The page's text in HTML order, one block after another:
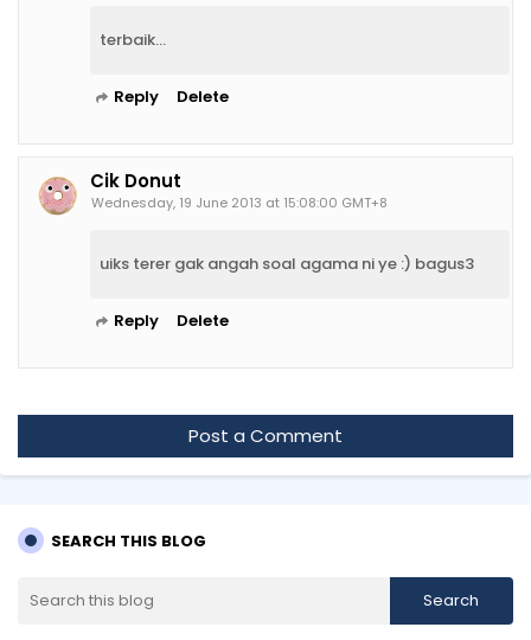
terbaik...
Reply Delete
Cik Donut
Wednesday, 19 June 2013 at 15:08:00 GMT+8
uiks terer gak angah soal agama ni ye :) bagus3
Reply Delete
Post a Comment
SEARCH THIS BLOG